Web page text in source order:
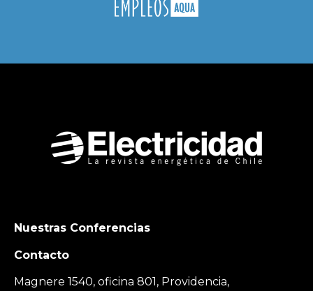
Nuestras Conferencias
Contacto
Magnere 1540, oficina 801, Providencia,